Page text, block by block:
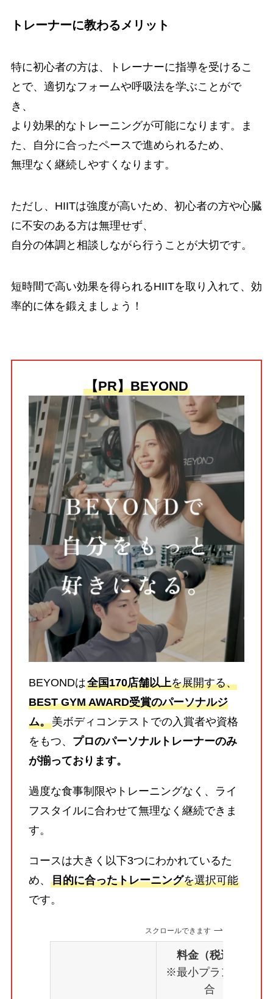
トレーナーに教わるメリット
特に初心者の方は、トレーナーに指導を受けるこ
とで、適切なフォームや呼吸法を学ぶことがで
き、
より効果的なトレーニングが可能になります。ま
た、自分に合ったペースで進められるため、
無理なく継続しやすくなります。
ただし、HIITは強度が高いため、初心者の方や心臓
に不安のある方は無理せず、
自分の体調と相談しながら行うことが大切です。
短時間で高い効果を得られるHIITを取り入れて、効
率的に体を鍛えましょう！
【PR】BEYOND
BEYONDは全国170店舗以上を展開する、
BEST GYM AWARD受賞のパーソナルジ
ム。美ボディコンテストでの入賞者や資格
をもつ、 プロのパーソナルトレーナーのみ
が揃っております。
過度な食事制限やトレーニングなく、ライ
フスタイルに合わせて無理なく継続できま
す。
コースは大きく以下3つにわかれているた
め、 目的に合ったトレーニングを選択可能
です。
スクロールできます
料金（税込）
※最小プランの場
合